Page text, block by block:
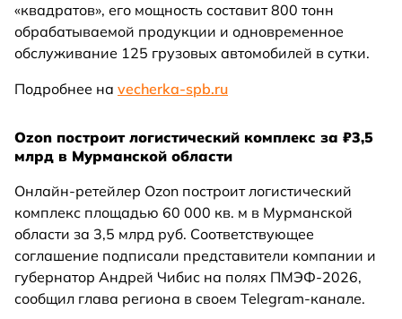
«квадратов», его мощность составит 800 тонн
обрабатываемой продукции и одновременное
обслуживание 125 грузовых автомобилей в сутки.
Подробнее на vecherka-spb.ru
Ozon построит логистический комплекс за ₽3,5
млрд в Мурманской области
Онлайн-ретейлер Ozon построит логистический
комплекс площадью 60 000 кв. м в Мурманской
области за 3,5 млрд руб. Соответствующее
соглашение подписали представители компании и
губернатор Андрей Чибис на полях ПМЭФ-2026,
сообщил глава региона в своем Telegram-канале.